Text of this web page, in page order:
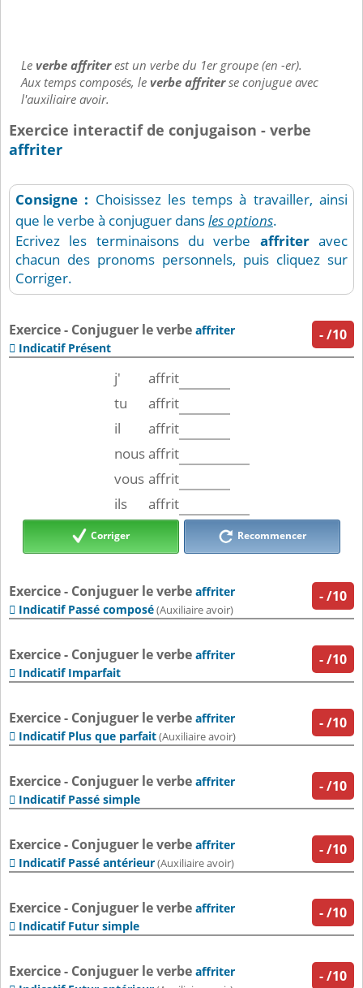
Leverbe affriterest un verbe du 1er groupe (en -er).
Aux temps composés, leverbe affriterse conjugue avec
l'auxiliaire avoir.
Exercice interactif de conjugaison - verbe
affriter
Consigne : Choisissez les temps à travailler, ainsi
que le verbe à conjuguer dansles options.
Ecrivez les terminaisons du verbe affriteravec
chacun des pronoms personnels, puis cliquez sur
Corriger.
-/10
Exercice - Conjuguer le verbe affriter
 Indicatif Présent
j'
affrit
tu
affrit
il
affrit
nousaffrit
vous affrit
ils
affrit
Corriger Recommencer
-/10
Exercice - Conjuguer le verbe affriter
 Indicatif Passé composé(Auxiliaire avoir)
-/10
Exercice - Conjuguer le verbe affriter
 Indicatif Imparfait
-/10
Exercice - Conjuguer le verbe affriter
 Indicatif Plus que parfait(Auxiliaire avoir)
-/10
Exercice - Conjuguer le verbe affriter
 Indicatif Passé simple
-/10
Exercice - Conjuguer le verbe affriter
 Indicatif Passé antérieur(Auxiliaire avoir)
-/10
Exercice - Conjuguer le verbe affriter
 Indicatif Futur simple
-/10
Exercice - Conjuguer le verbe affriter